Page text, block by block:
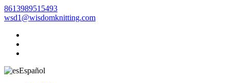
8613989515493
wsd1@wisdomknitting.com
Español